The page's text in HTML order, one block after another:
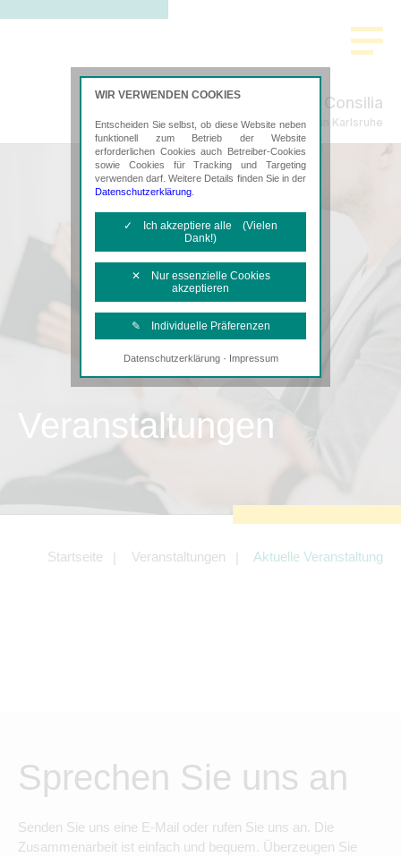
Consilia
Steuerberatung in Karlsruhe
Veranstaltungen
Startseite Veranstaltungen Aktuelle Veranstaltung
Sprechen Sie uns an
Senden Sie uns eine E-Mail oder rufen Sie uns an. Die
Zusammenarbeit ist einfach und bequem. Überzeugen Sie
WIR VERWENDEN COOKIES
Entscheiden Sie selbst, ob diese Website neben
funktionell zum Betrieb der Website
erforderlichen Cookies auch Betreiber-Cookies
sowie Cookies für Tracking und Targeting
verwenden darf. Weitere Details finden Sie in der
Datenschutzerklärung
✓ Ich akzeptiere alle (Vielen
Dank!)
✕ Nur essenzielle Cookies
akzeptieren
✎ Individuelle Präferenzen
Notwendige Cookies
Diese Cookies sind erforderlich, um die
Tracking- und Targeting-Cookies
Angebotes einschließlich der
Angeboten von z.B. Facebook und
LinkedIn.
Datenschutzerklärung· Impressum